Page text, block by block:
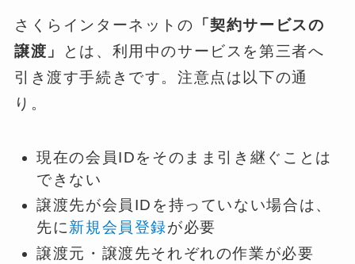
さくらインターネットの 「契約サービスの
譲渡」
とは、利用中のサービスを第三者へ
引き渡す手続きです。注意点は以下の通
り。
現在の会員IDをそのまま引き継ぐことは
できない
譲渡先が会員IDを持っていない場合は、
先に新規会員登録が必要
譲渡元・譲渡先それぞれの作業が必要